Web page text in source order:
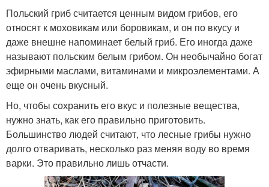
Польский гриб считается ценным видом грибов, его
относят к моховикам или боровикам, и он по вкусу и
даже внешне напоминает белый гриб. Его иногда даже
называют польским белым грибом. Он необычайно богат
эфирными маслами, витаминами и микроэлементами. А
еще он очень вкусный.
Но, чтобы сохранить его вкус и полезные вещества,
нужно знать, как его правильно приготовить.
Большинство людей считают, что лесные грибы нужно
долго отваривать, несколько раз меняя воду во время
варки. Это правильно лишь отчасти.